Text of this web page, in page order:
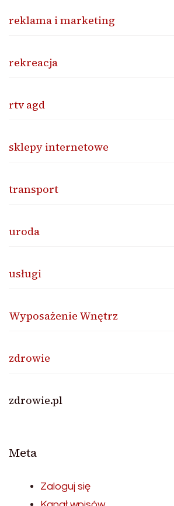
reklama i marketing
rekreacja
rtv agd
sklepy internetowe
transport
uroda
usługi
Wyposażenie Wnętrz
zdrowie
zdrowie.pl
Meta
Zaloguj się